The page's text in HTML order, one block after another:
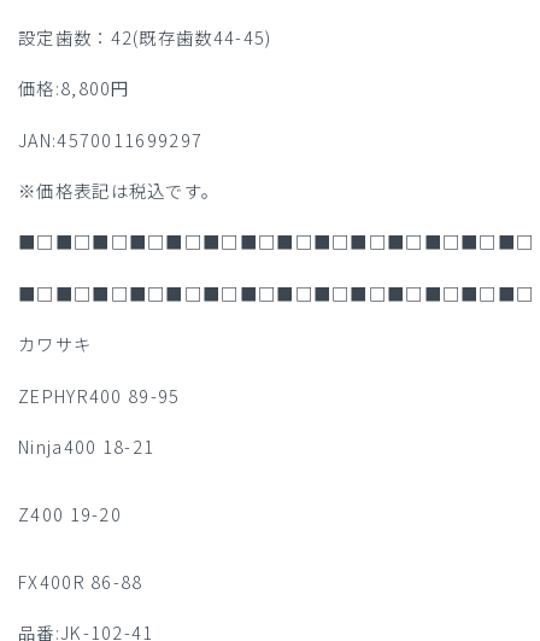
設定歯数：42(既存歯数44-45)
価格:8,800円
JAN:4570011699297
※価格表記は税込です。
■□■□■□■□■□■□■□■□■□■□■□■□■□■□
■□■□■□■□■□■□■□■□■□■□■□■□■□■□
カワサキ
ZEPHYR400 89-95
Ninja400 18-21
Z400 19-20
FX400R 86-88
品番:JK-102-41